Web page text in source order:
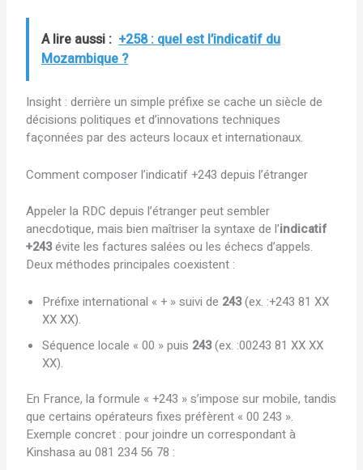
A lire aussi : +258 : quel est l’indicatif du
Mozambique ?
Insight : derrière un simple préfixe se cache un siècle de
décisions politiques et d’innovations techniques
façonnées par des acteurs locaux et internationaux.
Comment composer l’indicatif +243 depuis l’étranger
Appeler la RDC depuis l’étranger peut sembler
anecdotique, mais bien maîtriser la syntaxe de l’indicatif
+243évite les factures salées ou les échecs d’appels.
Deux méthodes principales coexistent :
Préfixe international « + » suivi de 243(ex. :+243 81 XX
XX XX).
Séquence locale « 00 » puis 243(ex. :00243 81 XX XX
XX).
En France, la formule « +243 » s’impose sur mobile, tandis
que certains opérateurs fixes préfèrent « 00 243 ».
Exemple concret : pour joindre un correspondant à
Kinshasa au 081 234 56 78 :